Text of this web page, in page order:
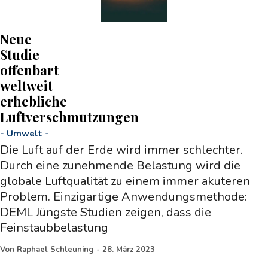
Neue
Studie
offenbart
weltweit
erhebliche
Luftverschmutzungen
- Umwelt -
Die Luft auf der Erde wird immer schlechter.
Durch eine zunehmende Belastung wird die
globale Luftqualität zu einem immer akuteren
Problem. Einzigartige Anwendungsmethode:
DEML Jüngste Studien zeigen, dass die
Feinstaubbelastung
Von Raphael Schleuning - 28. März 2023